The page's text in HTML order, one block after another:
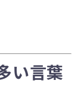
い言葉